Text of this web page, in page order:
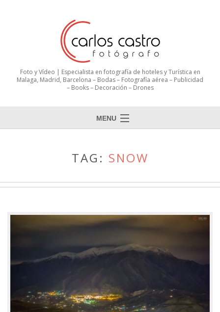
Foto y Vídeo | Especialista en fotografía de hoteles y Turística en
Malaga, Madrid, Barcelona – Bodas – Fotografía aérea – Publicidad
– Books – Decoración – Drones
MENU
TAG: SNOW